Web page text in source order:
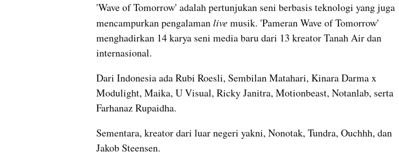
'Wave of Tomorrow' adalah pertunjukan seni berbasis teknologi yang juga
mencampurkan pengalaman live musik. 'Pameran Wave of Tomorrow'
menghadirkan 14 karya seni media baru dari 13 kreator Tanah Air dan
internasional.
Dari Indonesia ada Rubi Roesli, Sembilan Matahari, Kinara Darma x
Modulight, Maika, U Visual, Ricky Janitra, Motionbeast, Notanlab, serta
Farhanaz Rupaidha.
Sementara, kreator dari luar negeri yakni, Nonotak, Tundra, Ouchhh, dan
Jakob Steensen.